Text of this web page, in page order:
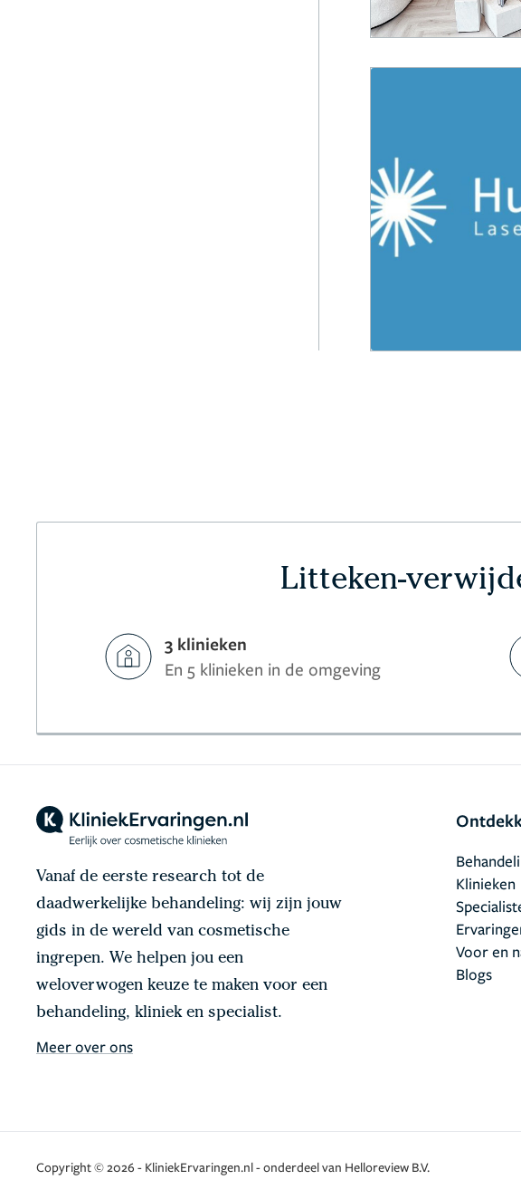
Litteken-
3 klinieken
En 5 klinieken in de omgeving
Vanaf de eerste research tot de
daadwerkelijke behandeling: wij zijn jouw
gids in de wereld van cosmetische
ingrepen. We helpen jou een
weloverwogen keuze te maken voor een
behandeling, kliniek en specialist.
Meer over ons
Klinieken
Voor en
Blogs
Copyright © 2026 - KliniekErvaringen.nl - onderdeel van Helloreview B.V.